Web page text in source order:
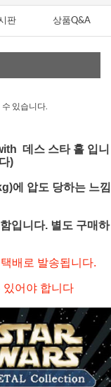
판 상품Q&A
있습니다.
데스 스타 홀 입니
)
에 압도 당하는 느낌
입니다. 별도 구매하
배로 발송됩니다.
있어야 합니다